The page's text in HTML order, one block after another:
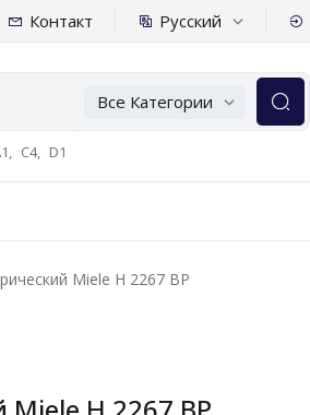
Контакт Русский
Все Категории
C4, D1
Miele H 2267 BP